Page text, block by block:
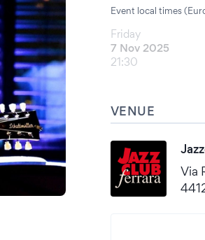
Event local times
Friday
7 Nov 2025
21:30
VENUE
Via